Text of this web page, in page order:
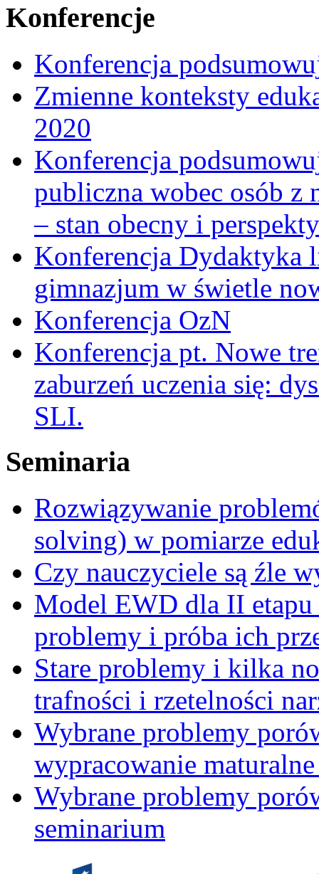
Konferencje
Konferencja
Zmienne konteksty
2020
Konferencja
publiczna wobec osób z
– stan obecny i
Konferencja Dydaktyka
gimnazjum w świetle
Konferencja OzN
Konferencja pt. Nowe
zaburzeń uczenia się:
SLI.
Seminaria
Rozwiązywanie
solving) w pomiarze
Czy nauczyciele są źle
Model EWD dla II etapu
problemy i próba ich
Stare problemy i kilka
trafności i rzetelności
Wybrane problemy
wypracowanie
Wybrane problemy
seminarium